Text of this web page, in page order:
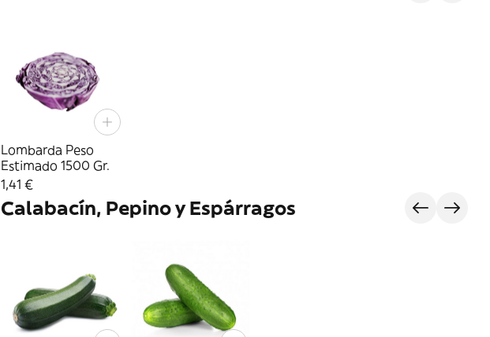
Lombarda Peso
Estimado 1500 Gr.
1,41 €
Calabacín, Pepino y Espárragos